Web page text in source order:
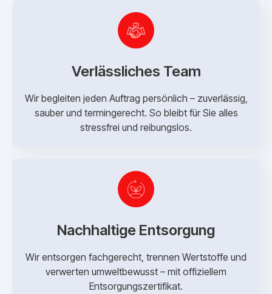
Verlässliches Team
Wir begleiten jeden Auftrag persönlich – zuverlässig,
sauber und termingerecht. So bleibt für Sie alles
stressfrei und reibungslos.
Nachhaltige Entsorgung
Wir entsorgen fachgerecht, trennen Wertstoffe und
verwerten umweltbewusst – mit offiziellem
Entsorgungszertifikat.